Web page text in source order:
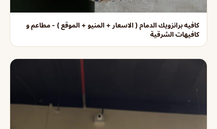
كافيه برانزويك الدمام ( الاسعار + المنيو + الموقع ) - مطاعم و
كافيهات الشرقية